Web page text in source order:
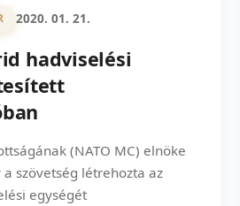
2020. 01. 21.
hadviselési
(NATO MC) elnöke
szövetség létrehozta az
egységét